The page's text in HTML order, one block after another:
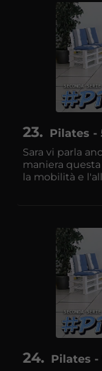
23 Pilates -
Sara vi parla
maniera
la mobilità e
24 Pilates -